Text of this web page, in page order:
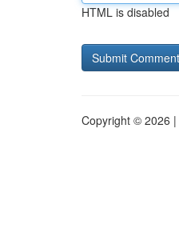
HTML is disabled
Copyright © 2026 |